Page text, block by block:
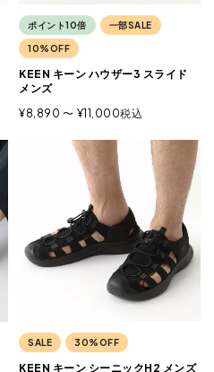
ポイント10倍 一部SALE
10%OFF
KEEN キーン ハウザー3 スライド
メンズ
¥8,890 〜 ¥11,000税込
SALE 30%OFF
KEEN キーン シーニックH2 メンズ